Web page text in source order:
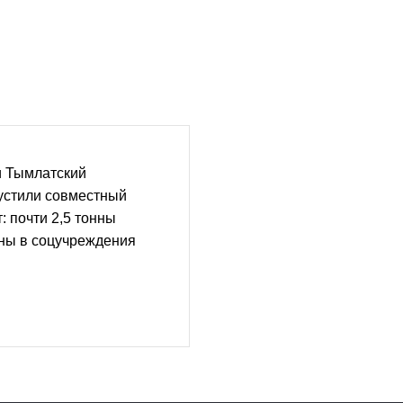
Тымлатский
совместный
почти 2,5 тонны
в соцучреждения